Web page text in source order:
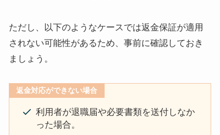
ただし、以下のようなケースでは返金保証が適用
されない可能性があるため、事前に確認しておき
ましょう。
返金対応ができない場合
利用者が退職届や必要書類を送付しなか
った場合。